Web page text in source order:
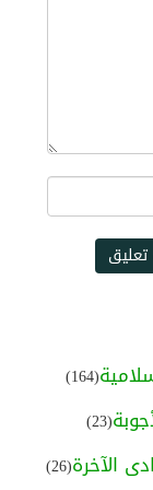
(164)
(23)
الآخرة(26)